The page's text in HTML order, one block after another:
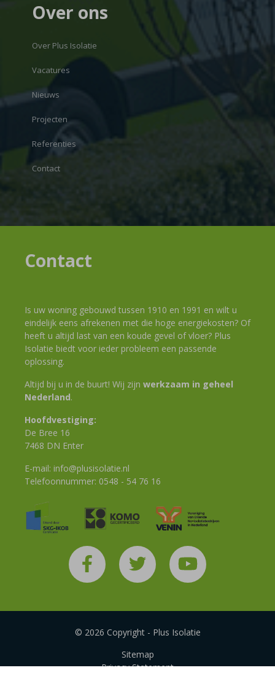
Over ons
Over Plus Isolatie
Vacatures
Nieuws
Projecten
Referenties
Contact
Contact
Is uw woning gebouwd tussen 1910 en 1991 en wilt u
eindelijk eens afrekenen met die hoge energiekosten? Of
heeft u altijd last van een koude gevel of vloer? Plus
Isolatie biedt voor ieder probleem een passende
oplossing.
Altijd bij u in de buurt! Wij zijn werkzaam in geheel
Nederland.
Hoofdvestiging:
De Bree 16
7468 DN Enter
E-mail: info@plusisolatie.nl
Telefoonnummer: 0548 - 54 76 16
© 2026 Copyright - Plus Isolatie
Sitemap
Privacy Statement